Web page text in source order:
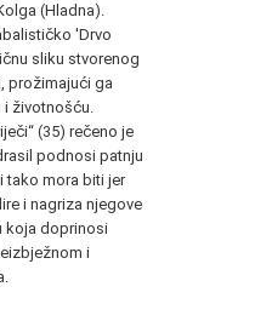
(Hladna).
'Drvo
sliku stvorenog
prožimajući ga
i životnošću.
(35) rečeno je
podnosi patnju
tako mora biti jer
i nagriza njegove
koja doprinosi
i